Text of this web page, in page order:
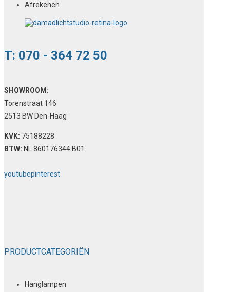
Afrekenen
T: 070 - 364 72 50
SHOWROOM:
Torenstraat 146
2513 BW Den-Haag
KVK: 75188228
BTW: NL 860176344 B01
youtubepinterest
PRODUCTCATEGORIËN
Hanglampen